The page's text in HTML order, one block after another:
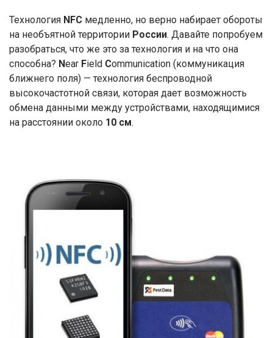
Технология NFC медленно, но верно набирает обороты
на необъятной территории России. Давайте попробуем
разобраться, что же это за технология и на что она
способна? Near Field Communication (коммуникация
ближнего поля) — технология беспроводной
высокочастотной связи, которая дает возможность
обмена данными между устройствами, находящимися
на расстоянии около 10 см.